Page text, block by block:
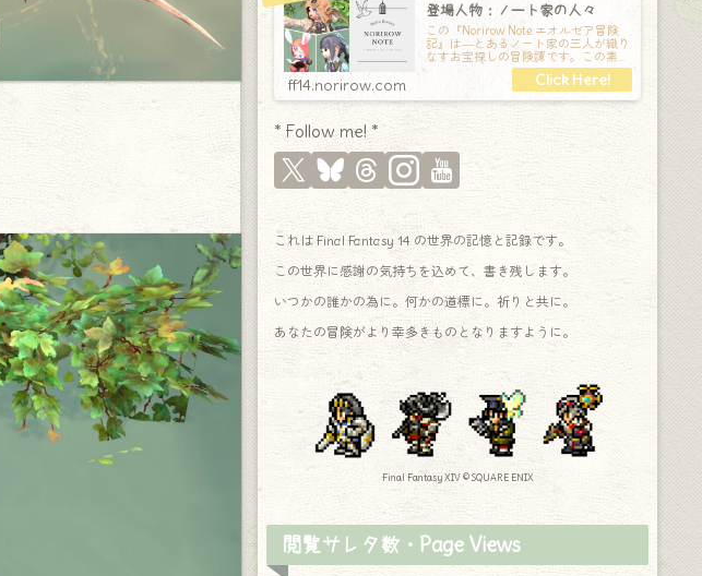
登場人物：ノート家の人々
この『Norirow Note エオルゼア冒険
記』は―とあるノート家の三人が織り
なすお宝探しの冒険譚です。この素敵
な Final Fantasy XIV の世界を旅しな
ff14.norirow.com
* Follow me! *
これは Final Fantasy 14 の世界の記憶と記録です。
この世界に感謝の気持ちを込めて、書き残します。
いつかの誰かの為に。何かの道標に。祈りと共に。
あなたの冒険がより幸多きものとなりますように。
Final Fantasy XIV © SQUARE ENIX
閲覧サレタ数・Page Views